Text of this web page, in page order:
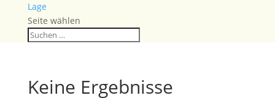
Lage
Seite wählen
Keine Ergebnisse